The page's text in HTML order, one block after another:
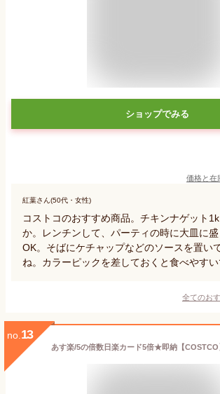
ショップでみる
価格と在
紅葉さん(50代・女性)
コストコのおすすめ商品。チキンナゲット
か。レンチンして、パーティの時に大皿に
OK。そばにケチャップなどのソースを置い
ね。カラーピックを差しておくと食べやすい
全てのお
no. 13